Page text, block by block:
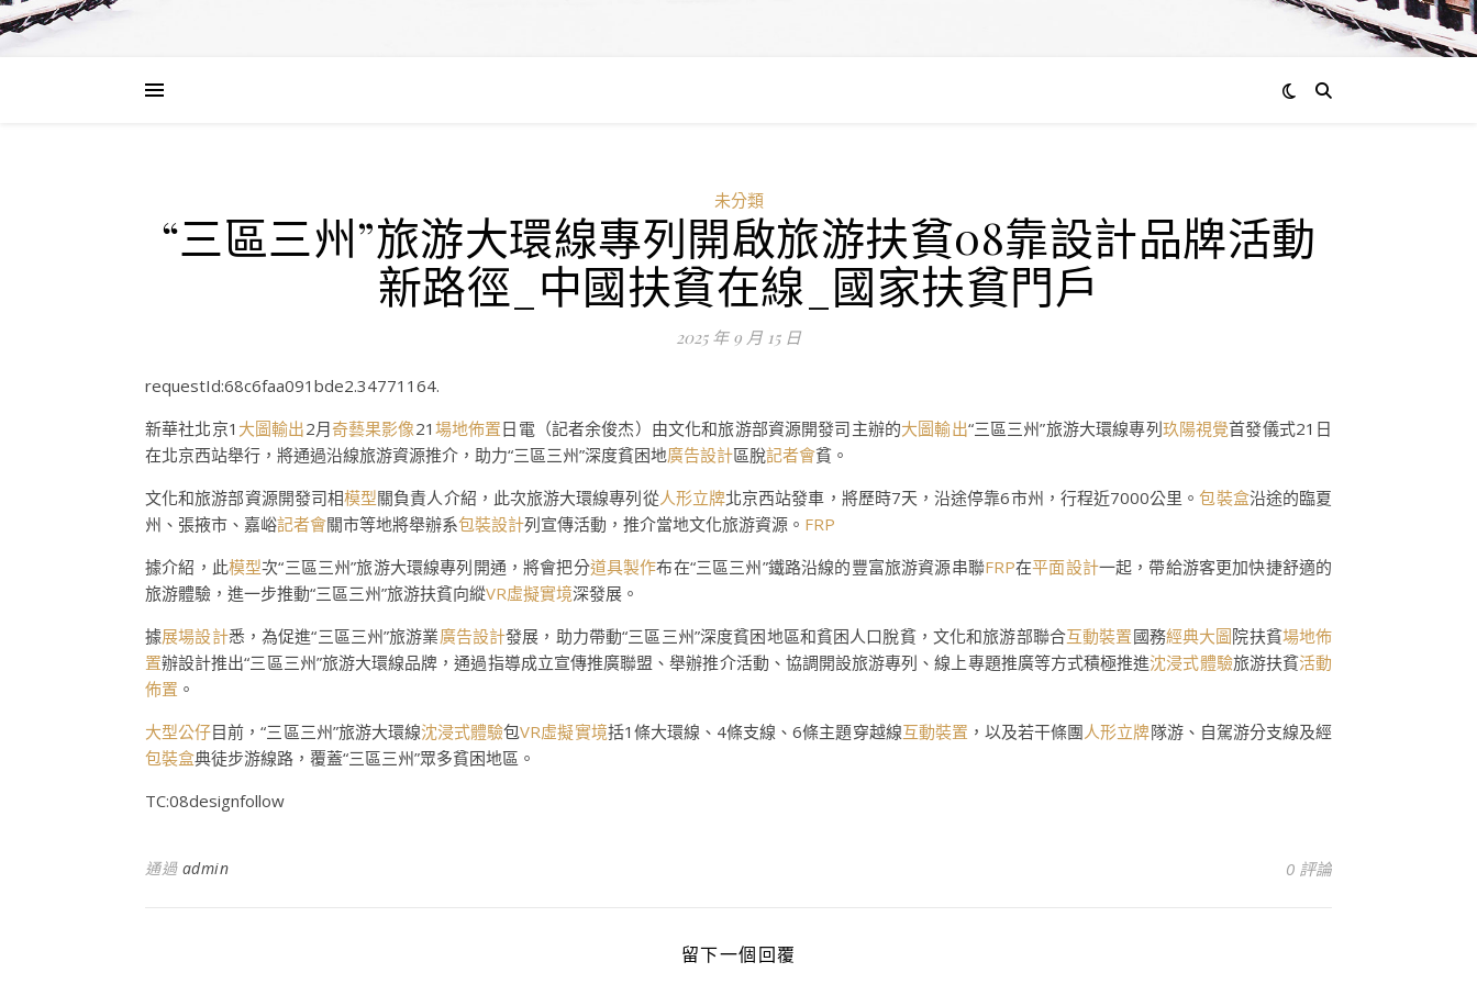
未分類
“三區三州”旅游大環線專列開啟旅游扶貧08靠設計品牌活動
新路徑_中國扶貧在線_國家扶貧門戶
2025 年 9 月 15 日
requestId:68c6faa091bde2.34771164.
新華社北京1 大圖輸出2月奇藝果影像21 場地佈置日電（記者余俊杰）由文化和旅游部資源開發司主辦的大圖輸出“三區三州”旅游大環線專列玖陽視覺首發儀式21日
在北京西站舉行，將通過沿線旅游資源推介，助力“三區三州”深度貧困地廣告設計區脫記者會貧。
文化和旅游部資源開發司相模型關負責人介紹，此次旅游大環線專列從人形立牌北京西站發車，將歷時7天，沿途停靠6市州，行程近7000公里。包裝盒沿途的臨夏
州、張掖市、嘉峪記者會關市等地將舉辦系包裝設計列宣傳活動，推介當地文化旅游資源。 FRP
據介紹，此模型次“三區三州”旅游大環線專列開通，將會把分道具製作布在“三區三州”鐵路沿線的豐富旅游資源串聯FRP在平面設計一起，帶給游客更加快捷舒適的
旅游體驗，進一步推動“三區三州”旅游扶貧向縱VR虛擬實境深發展。
據展場設計悉，為促進“三區三州”旅游業廣告設計發展，助力帶動“三區三州”深度貧困地區和貧困人口脫貧，文化和旅游部聯合互動裝置國務經典大圖 院扶貧場地佈
置辦設計推出“三區三州”旅游大環線品牌，通過指導成立宣傳推廣聯盟、舉辦推介活動、協調開設旅游專列、線上專題推廣等方式積極推進沈浸式體驗旅游扶貧活動
佈置 。
大型公仔目前，“三區三州”旅游大環線沈浸式體驗包VR虛擬實境括1條大環線、4條支線、6條主題穿越線互動裝置 ，以及若干條團人形立牌隊游、自駕游分支線及經
包裝盒典徒步游線路，覆蓋“三區三州”眾多貧困地區。
TC:08designfollow
通過 admin 0 評論
留下一個回覆